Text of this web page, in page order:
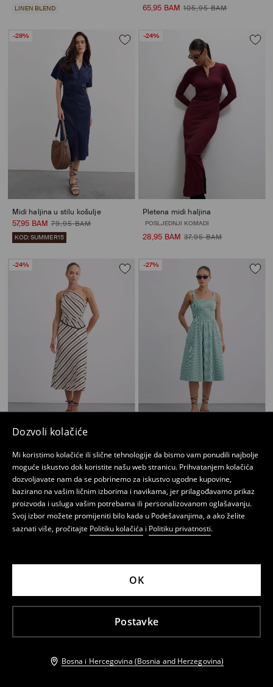
Dozvoli kolačiće
Mi koristimo kolačiće ili slične tehnologije da bismo vam ponudili najbolje
moguće iskustvo dok koristite našu web stranicu. Prihvatanjem kolačića
dozvoljavate nam da se pobrinemo za iskustvo ugodne kupovine,
bazirano na vašim ličnim izborima i navikama, jer prilagođavamo prikaz
proizvoda i usluga vašim potrebama ili personalizovanom oglašavanju.
Svoj izbor možete promijeniti bilo kada u Podešavanjima, a ako želite
saznati više, pročitajte Politiku kolačića i Politiku privatnosti.
Postavke
OK
Bosna i Hercegovina (Bosnia and Herzegovina)
LINEN BLEND 65,95 BAM 105,95 BAM
-28%
Midi haljina u stilu košulje
57,95 BAM 79,95 BAM
KOD: SUMMER15
-24%
Pletena midi haljina
POSLJEDNJI KOMADI
28,95 BAM 37,95 BAM
-24%
37,95 BAM 49,95 BAM
BESTSELLER
-27%
62,95 BAM 85,95 BAM
-31%
Midi haljina u stilu džempera
-24%
Midi haljina s naramenicama